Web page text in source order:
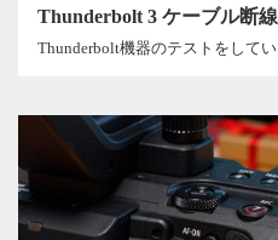
Thunderbolt 3 ケーブル断線
Thunderbolt機器のテストをして